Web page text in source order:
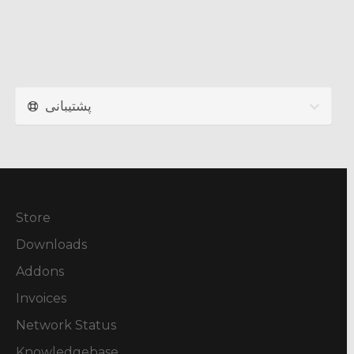
پشتیبانی
Store
Downloads
Addons
Invoices
Network Status